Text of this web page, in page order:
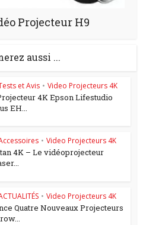
Projecteur H9
aussi ...
et Avis • Video Projecteurs 4K
4K Epson Lifestudio
EH...
• Video Projecteurs 4K
4K – Le vidéoprojecteur
• Video Projecteurs 4K
Quatre Nouveaux Projecteurs